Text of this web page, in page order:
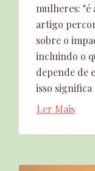
mulheres: "é
artigo
sobre o
incluindo o
depende de
isso
Ler Mais